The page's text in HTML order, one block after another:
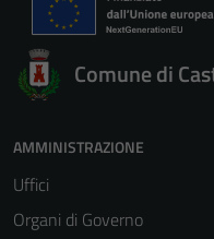
Comune di
AMMINISTRAZIONE
Uffici
Organi di Governo